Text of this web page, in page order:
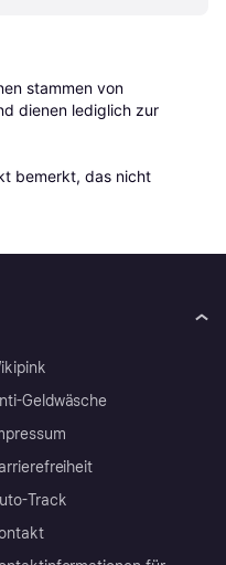
stammen von
dienen lediglich zur
bemerkt, das nicht
Geldwäsche
Track